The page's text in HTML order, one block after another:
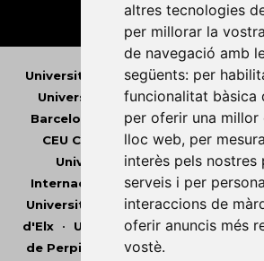
altres tecnologies
per millorar la
de navegació amb
següents: per
funcionalitat bàsica
per oferir una millor
lloc web, per
interès pels nostres
serveis i per
interaccions de
oferir anuncis més
vostè.
Universitat Abat Oliba CEU•
Universitat d'Andorra•
Barcelona
Universitat de
CEU Cardenal Herrera•
Universitat de les Illes Balears
Internacional de Catalunya •
Universitat de Lleida•Universitat
d'Elx• Universitat Oberta de
de Perpinyà Via Domitia